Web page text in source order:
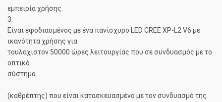
εμπειρία χρήσης.
3.
Είναι εφοδιασμένος με ένα πανίσχυρο LED CREE XP-L2 V6 με
ικανότητα χρήσης για
τουλάχιστον 50000 ώρες λειτουργίας που σε συνδυασμός με το
οπτικό
σύστημα
(καθρέπτης) που είναι κατασκευασμένο με τον συνδυασμό της